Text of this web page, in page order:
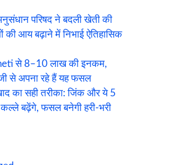
परिषद ने बदली खेती की
की आय बढ़ाने में निभाई ऐतिहासिक
से 8–10 लाख की इनकम,
से अपना रहे हैं यह फसल
का सही तरीका: जिंक और ये 5
बढ़ेंगे, फसल बनेगी हरी-भरी